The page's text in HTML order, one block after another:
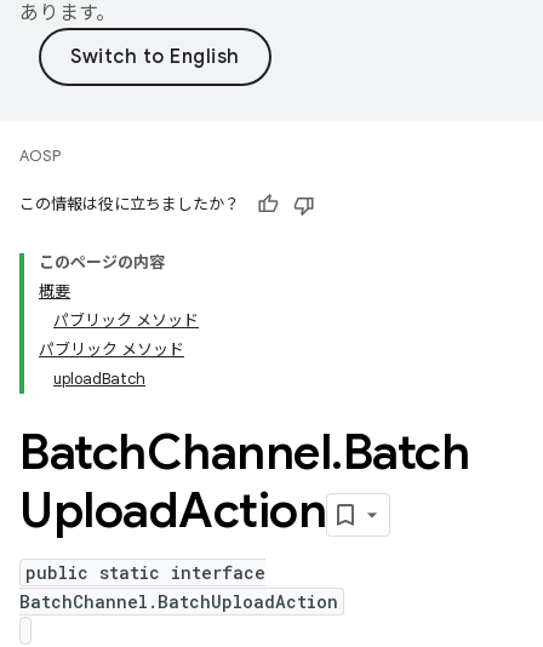
あります。
AOSP
この情報は役に立ちましたか？
このページの内容
概要
パブリック メソッド
パブリック メソッド
uploadBatch
BatchChannel.Batch
UploadAction
public static interface
BatchChannel.BatchUploadAction